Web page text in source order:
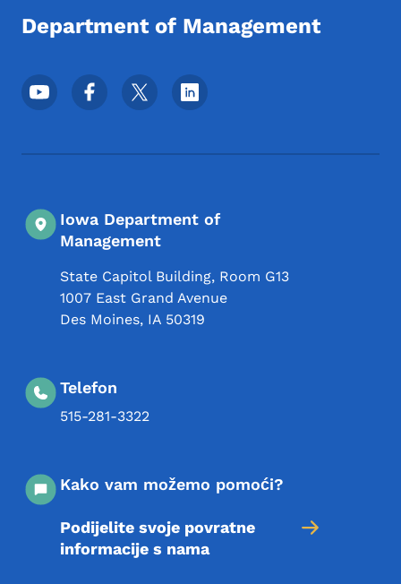
Department of Management
Meni podnožja društvenih mrežaa
Iowa Department of
Management
State Capitol Building, Room G13
1007 East Grand Avenue
Des Moines, IA 50319
Telefon
515-281-3322
Kako vam možemo pomoći?
Podijelite svoje povratne
informacije s nama